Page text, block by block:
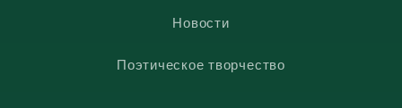
Новости
Поэтическое творчество